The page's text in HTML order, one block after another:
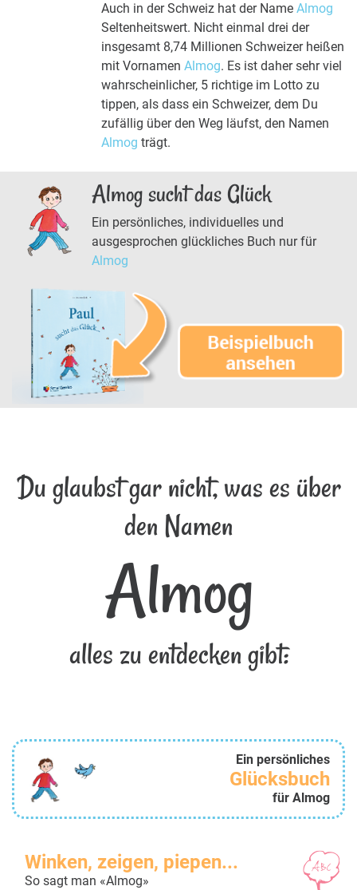
Auch in der Schweiz hat der Name Almog
Seltenheitswert. Nicht einmal drei der
insgesamt 8,74 Millionen Schweizer heißen
mit Vornamen Almog. Es ist daher sehr viel
wahrscheinlicher, 5 richtige im Lotto zu
tippen, als dass ein Schweizer, dem Du
zufällig über den Weg läufst, den Namen
Almog trägt.
Almog sucht das Glück
Ein persönliches, individuelles und
ausgesprochen glückliches Buch nur für
Almog
Du glaubst gar nicht, was es über
den Namen
Almog
alles zu entdecken gibt:
Ein persönliches
Glücksbuch
für Almog
Winken, zeigen, piepen...
So sagt man «Almog»